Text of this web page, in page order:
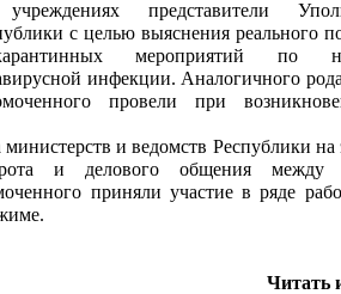
учреждениях представители
с целью выяснения реального
мероприятий по
инфекции. Аналогичного
провели при
и ведомств Республики
и делового общения между
приняли участие в ряде
Читать